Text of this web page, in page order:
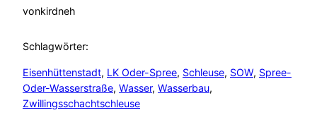
vonkirdneh
Schlagwörter:
Eisenhüttenstadt, LK Oder-Spree, Schleuse, SOW, Spree-
Oder-Wasserstraße, Wasser, Wasserbau
Zwillingsschachtschleuse